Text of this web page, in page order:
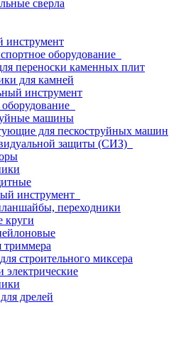
сверла
инструмент
оборудование
переноски каменных плит
для камней
инструмент
машины
для пескоструйных машин
защиты (СИЗ)
инструмент
переходники
круги
триммера
строительного миксера
электрические
дрелей